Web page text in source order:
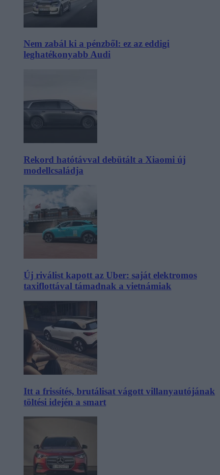
Nem zabál ki a pénzből: ez az eddigi
leghatékonyabb Audi
Rekord hatótávval debütált a Xiaomi új
modellcsaládja
Új riválist kapott az Uber: saját elektromos
taxiflottával támadnak a vietnámiak
Itt a frissítés, brutálisat vágott villanyautójának
töltési idején a smart